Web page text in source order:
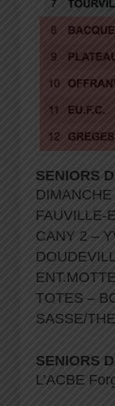
SENIORS
FAUVILLE-
CANY 2 –
TOTES –
SASSE/
SENIORS
L’ACBE